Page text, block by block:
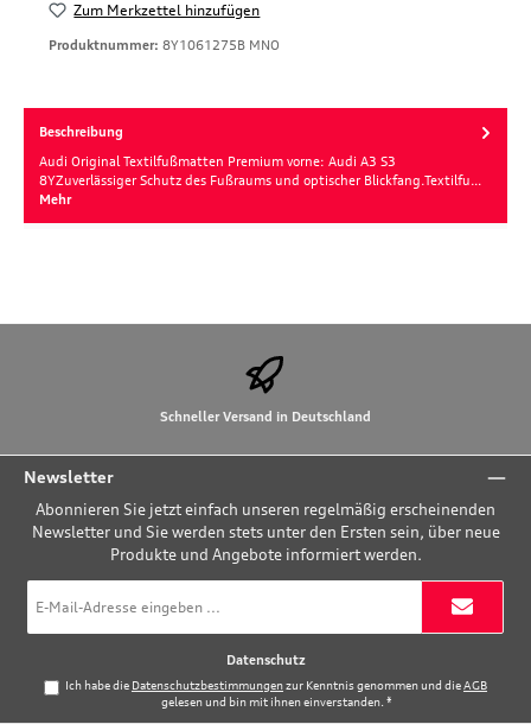
Zum Merkzettel hinzufügen
Produktnummer: 8Y1061275B MNO
Beschreibung
Audi Original Textilfußmatten Premium vorne: Audi A3 S3
8YZuverlässiger Schutz des Fußraums und optischer Blickfang.Textilfu…
Mehr
Schneller Versand in Deutschland
Newsletter
Abonnieren Sie jetzt einfach unseren regelmäßig erscheinenden
Newsletter und Sie werden stets unter den Ersten sein, über neue
Produkte und Angebote informiert werden.
Mail-
Adresse
Datenschutz
Ich habe die Datenschutzbestimmungenzur Kenntnis genommen und dieAGB
gelesen und bin mit ihnen einverstanden.*